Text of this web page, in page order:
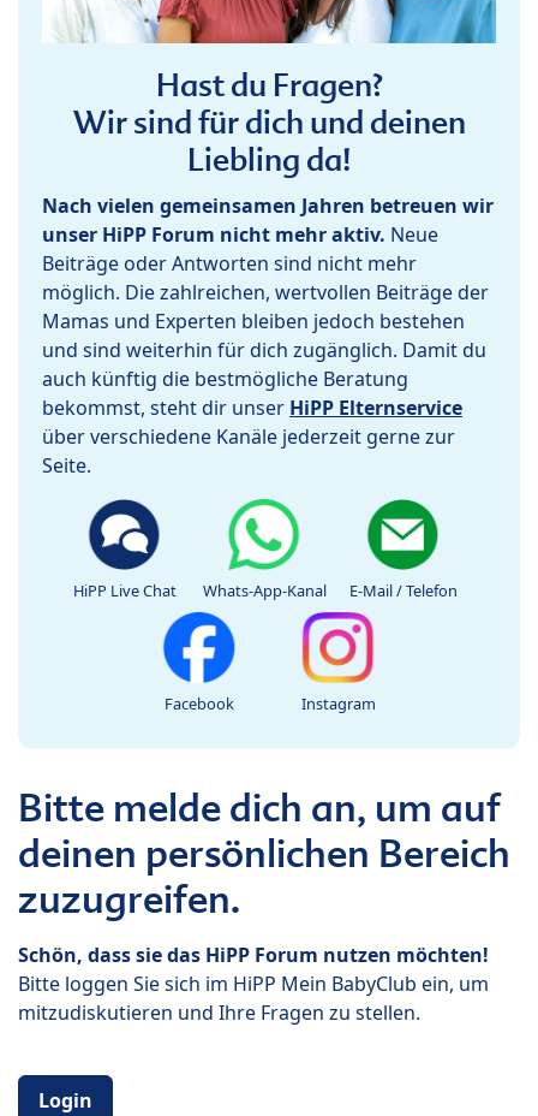
Hast du Fragen?
Wir sind für dich und deinen
Liebling da!
Nach vielen gemeinsamen Jahren betreuen wir
unser HiPP Forum nicht mehr aktiv. Neue
Beiträge oder Antworten sind nicht mehr
möglich. Die zahlreichen, wertvollen Beiträge der
Mamas und Experten bleiben jedoch bestehen
und sind weiterhin für dich zugänglich. Damit du
auch künftig die bestmögliche Beratung
bekommst, steht dir unser HiPP Elternservice
über verschiedene Kanäle jederzeit gerne zur
Seite.
HiPP Live Chat Whats-App-Kanal E-Mail / Telefon
Facebook Instagram
Bitte melde dich an, um auf
deinen persönlichen Bereich
zuzugreifen.
Schön, dass sie das HiPP Forum nutzen möchten!
Bitte loggen Sie sich im HiPP Mein BabyClub ein, um
mitzudiskutieren und Ihre Fragen zu stellen.
Login